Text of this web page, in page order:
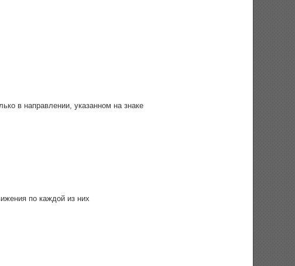
в направлении, указанном на знаке
по каждой из них